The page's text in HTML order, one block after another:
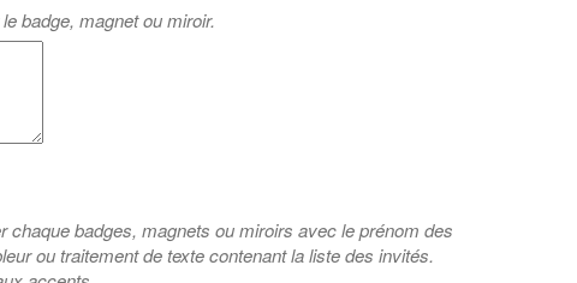
badge, magnet ou miroir.
chaque badges, magnets ou miroirs avec le prénom des
ou traitement de texte contenant la liste des invités.